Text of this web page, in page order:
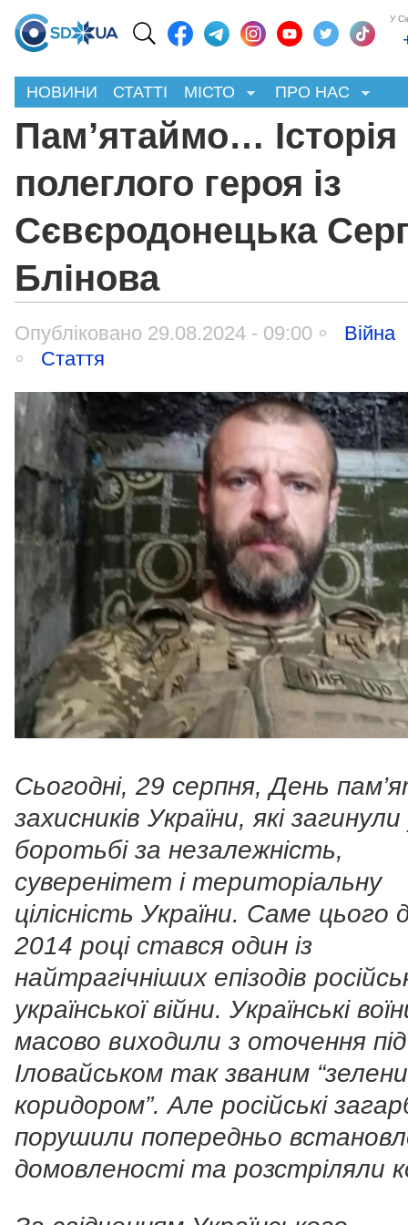
У
НОВИНИ СТАТТІ МІСТО ПРО НАС
Пам’ятаймо… Історія
полеглого героя із
Сєвєродонецька
Блінова
Опубліковано 29.08.2024 - 09:00
Війна
Стаття
Сьогодні, 29 серпня, День
захисників України, які загинули
боротьбі за незалежність,
суверенітет і територіальну
цілісність України. Саме цього
2014 році стався один із
найтрагічніших епізодів
української війни. Українські
масово виходили з оточення під
Іловайськом так званим
коридором”. Але російські
порушили попередньо
домовленості та розстріляли